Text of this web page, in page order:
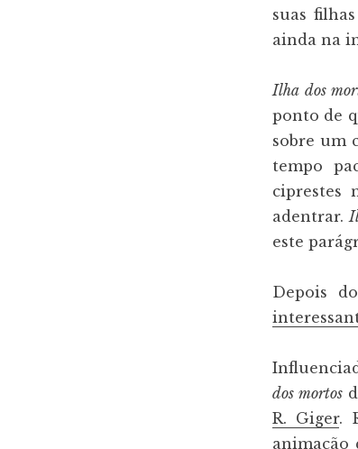
suas
ainda na
Ilha dos
ponto de
sobre um
tempo
ciprestes
adentrar.
este
Depois
dos mortos
R. Giger.
animação